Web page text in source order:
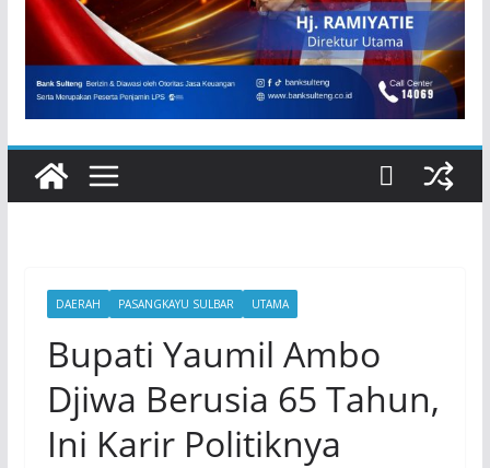
DAERAH PASANGKAYU SULBAR UTAMA
Bupati Yaumil Ambo
Djiwa Berusia 65 Tahun,
Ini Karir Politiknya